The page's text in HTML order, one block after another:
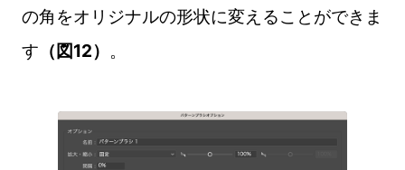
の角をオリジナルの形状に変えることができま
す （図12） 。